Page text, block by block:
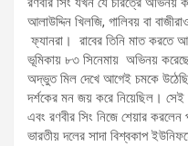
আলাউদ্দিন খিলজি, গালিবয় বা
ফ্যানরা। রাবের তিনি মাত করতে
ভূমিকায় ৮৩ সিনেমায় অভিনয়
অদ্ভুত মিল দেখে আগেই চমকে
দর্শকের মন জয় করে নিয়েছিল। সেই
এবং রণবীর সিং নিজে শেয়ার
ভারতীয় দলের সাদা বিশ্বকাপ